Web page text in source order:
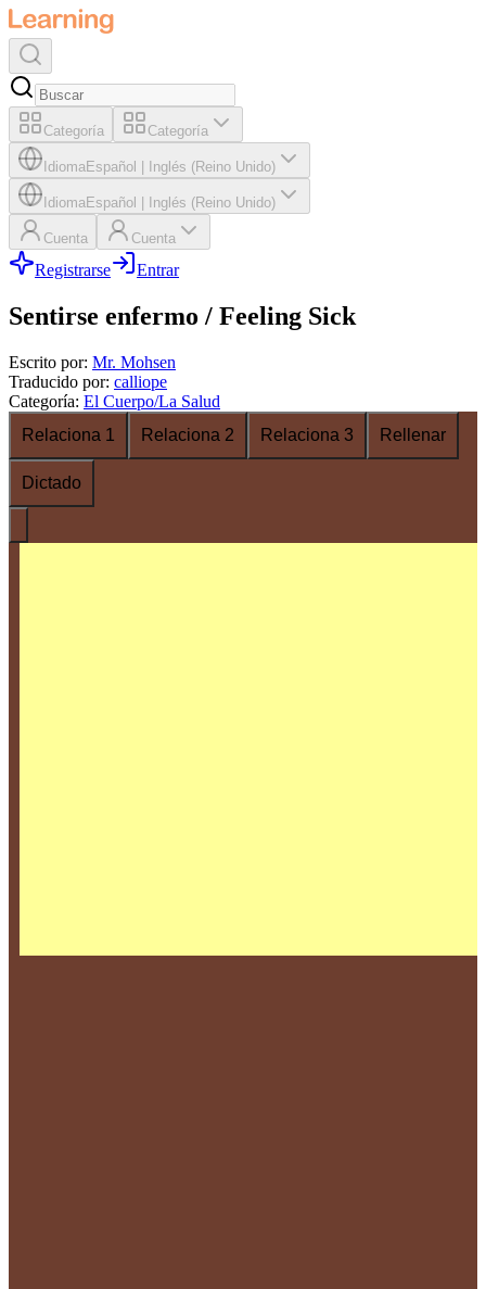
Categoría Categoría
IdiomaEspañol Inglés (Reino Unido)
IdiomaEspañol Inglés (Reino Unido)
Cuenta Cuenta
Registrarse Entrar
Sentirse enfermo / Feeling Sick
Escrito por: Mr. Mohsen
Traducido por: calliope
Categoría: El Cuerpo/La Salud
Relaciona 1
Relaciona 2 Relaciona 3 Rellenar
Dictado